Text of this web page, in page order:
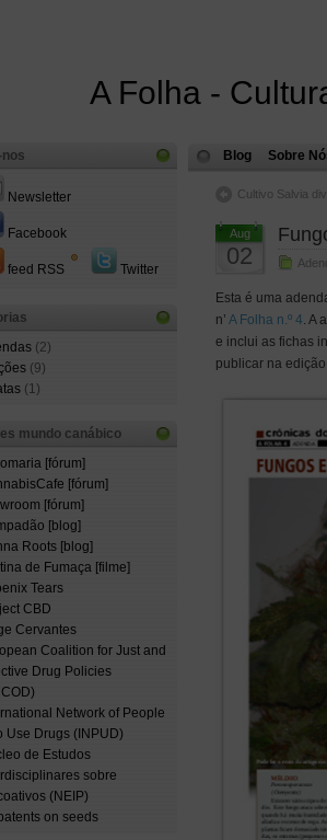
A Folha -
Blog Sobre
Cultivo Salvia
Aug
02
Esta é uma
n’ A Folha n.º 4. A
e inclui as fichas
publicar na
nos
Newsletter
Facebook
feed RSS Twitter
(2)
(9)
(1)
mundo canábico
[fórum]
[fórum]
[fórum]
[blog]
Roots [blog]
de Fumaça [filme]
Tears
CBD
Cervantes
Coalition for Just and
Drug Policies
Network of People
Use Drugs (INPUD)
de Estudos
sobre
(NEIP)
on seeds